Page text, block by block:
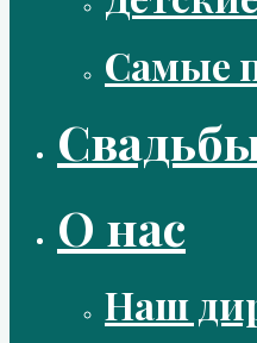
Самые
О нас
Наш